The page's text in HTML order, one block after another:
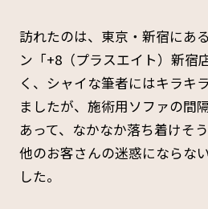
訪れたのは、東京・新宿にあ
ン「+8（プラスエイト）新宿
く、シャイな筆者にはキラキ
ましたが、施術用ソファの間
あって、なかなか落ち着けそ
他のお客さんの迷惑にならな
した。